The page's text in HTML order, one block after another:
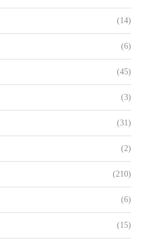
(14)
(6)
(45)
(3)
(31)
(2)
(210)
(6)
(15)